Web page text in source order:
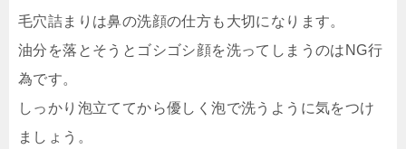
毛穴詰まりは鼻の洗顔の仕方も大切になります。
油分を落とそうとゴシゴシ顔を洗ってしまうのはNG行
為です。
しっかり泡立ててから優しく泡で洗うように気をつけ
ましょう。